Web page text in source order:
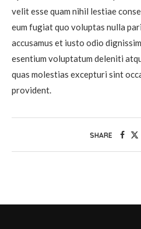
velit esse quam nihil lestiae
eum fugiat quo voluptas nulla
accusamus et iusto odio
esentium voluptatum deleniti
quas molestias excepturi sint
provident.
SHARE